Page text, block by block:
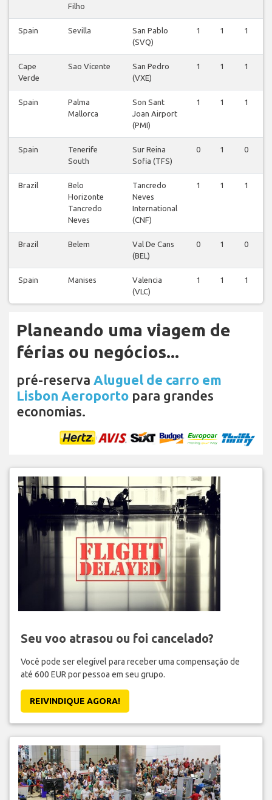
Filho
Spain Sevilla
San Pablo
(SVQ)
1 1 1
Cape
Verde
Sao Vicente
San Pedro
(VXE)
1 1 1
Spain
Palma
Mallorca
Son Sant
Joan Airport
(PMI)
1 1 1
Spain
Tenerife
South
Sur Reina
Sofia (TFS)
0 1 0
Brazil
Belo
Horizonte
Tancredo
Neves
Tancredo
Neves
International
(CNF)
1 1 1
Brazil Belem
Val De Cans
(BEL)
0 1 0
Spain Manises
Valencia
(VLC)
1 1 1
Planeando uma viagem de
férias ou negócios...
pré-reserva Aluguel de carro em
Lisbon Aeroporto para grandes
economias.
Seu voo atrasou ou foi cancelado?
Você pode ser elegível para receber uma compensação de
até 600 EUR por pessoa em seu grupo.
REIVINDIQUE AGORA!